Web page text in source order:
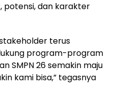
potensi, dan karakter
terus
program-program
SMPN 26 semakin maju
kami bisa,” tegasnya